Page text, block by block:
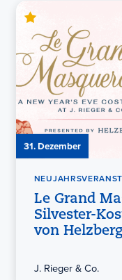
31. Dezember
Le Grand
Silvester-
von Helzberg
J. Rieger & Co.